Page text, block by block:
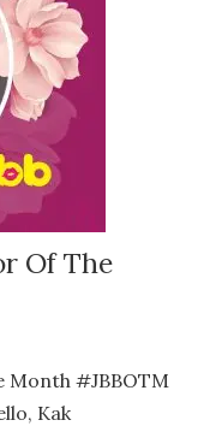
Of The
Month #JBBOTM
Kak